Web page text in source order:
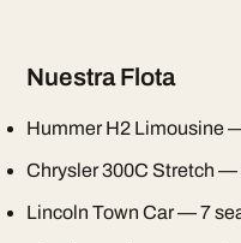
Nuestra Flota
Hummer H2 Limousine
Chrysler 300C Stretch —
Lincoln Town Car — 7